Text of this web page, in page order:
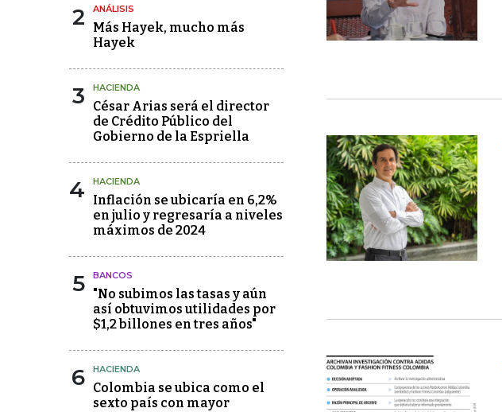
2 ANÁLISIS
Más Hayek, mucho más
Hayek
3 HACIENDA
César Arias será el director
de Crédito Público del
Gobierno de la Espriella
4 HACIENDA
Inflación se ubicaría en 6,2%
en julio y regresaría a niveles
máximos de 2024
5 BANCOS
"No subimos las tasas y aún
así obtuvimos utilidades por
$1,2 billones en tres años"
6 HACIENDA
Colombia se ubica como el
sexto país con mayor